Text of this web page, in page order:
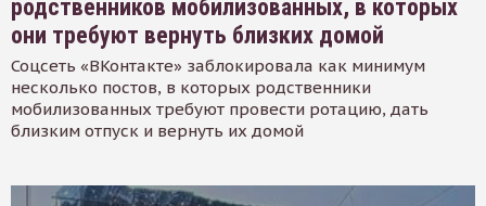
родственников мобилизованных, в которых
они требуют вернуть близких домой
Соцсеть «ВКонтакте» заблокировала как минимум
несколько постов, в которых родственники
мобилизованных требуют провести ротацию, дать
близким отпуск и вернуть их домой